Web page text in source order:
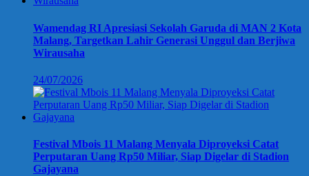
Wamendag RI Apresiasi Sekolah Garuda di MAN 2 Kota
Malang, Targetkan Lahir Generasi Unggul dan Berjiwa
Wirausaha
24/07/2026
Festival Mbois 11 Malang Menyala Diproyeksi Catat
Perputaran Uang Rp50 Miliar, Siap Digelar di Stadion
Gajayana